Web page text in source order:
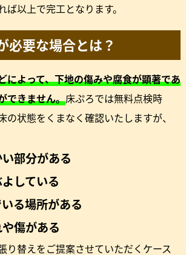
ば以上で完工となります。
必要な場合とは？
によって、下地の傷みや腐食が顕著であ
できません。床ぷろでは無料点検時
の状態をくまなく確認いたしますが、
部分がある
している
る場所がある
傷がある
り替えをご提案させていただくケース